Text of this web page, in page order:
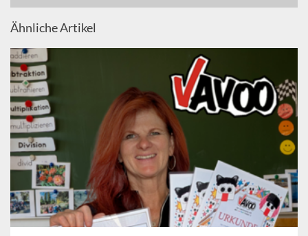
Ähnliche Artikel